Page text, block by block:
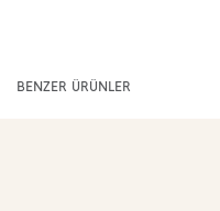
BENZER ÜRÜNLER